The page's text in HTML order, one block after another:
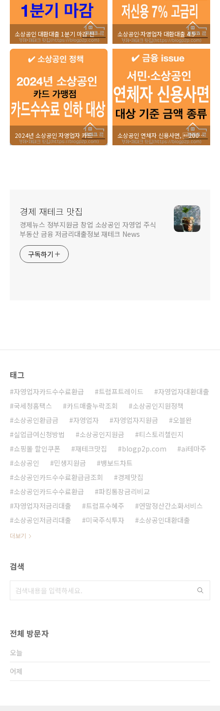
소상공인 대환대출 1분기 마감 신한 국민 하나 은행 마감 소상공인·자영업자 대환대출 4.5% 10년상환 한도 조건 신청기간 방법
2024년 소상공인 자영업자 카드수수료 인하 우대수수료 적용 대상 기준 소상공인 연체자 신용사면, 2000만원 이하 대상 조건 기준 신청방법
경제 재테크 맛집
경제뉴스 정부지원금 창업 소상공인 자영업 주식
부동산 금융 저금리대출정보 재테크 News
구독하기
태그
자영업자카드수수료환급 트럼프트레이드
자영업자대환대출
국세청홈택스
카드매출누락조회
소상공인지원정책
소상공인환급금
자영업자 자영업자지원금
오블완
실업급여신청방법
소상공인지원금
티스토리챌린지
쇼핑몰 할인쿠폰
재테크맛집 blogp2p.com
ai테마주
소상공인
민생지원금
뱅보드차트
소상공인카드수수료환급금조회
경제맛집
소상공인카드수수료환급
파킹통장금리비교
자영업자저금리대출
트럼프수혜주
연말정산간소화서비스
소상공인저금리대출
미국주식투자 소상공인대환대출
더보기
검색
전체 방문자
오늘
어제